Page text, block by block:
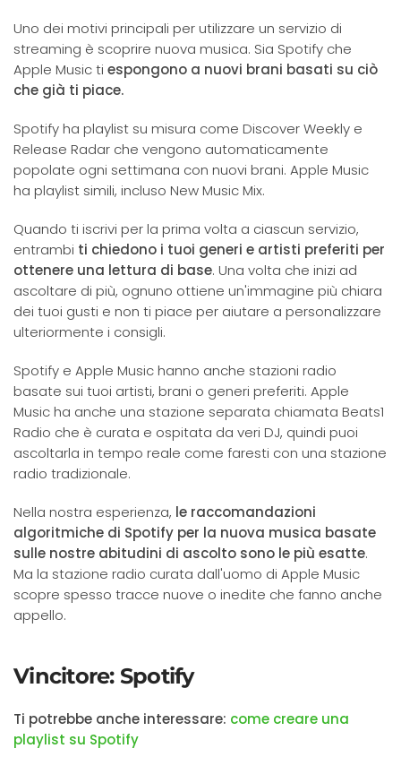
Uno dei motivi principali per utilizzare un servizio di
streaming è scoprire nuova musica. Sia Spotify che
Apple Music ti espongono a nuovi brani basati su ciò
che già ti piace.
Spotify ha playlist su misura come Discover Weekly e
Release Radar che vengono automaticamente
popolate ogni settimana con nuovi brani. Apple Music
ha playlist simili, incluso New Music Mix.
Quando ti iscrivi per la prima volta a ciascun servizio,
entrambi ti chiedono i tuoi generi e artisti preferiti per
ottenere una lettura di base. Una volta che inizi ad
ascoltare di più, ognuno ottiene un'immagine più chiara
dei tuoi gusti e non ti piace per aiutare a personalizzare
ulteriormente i consigli.
Spotify e Apple Music hanno anche stazioni radio
basate sui tuoi artisti, brani o generi preferiti. Apple
Music ha anche una stazione separata chiamata Beats1
Radio che è curata e ospitata da veri DJ, quindi puoi
ascoltarla in tempo reale come faresti con una stazione
radio tradizionale.
Nella nostra esperienza, le raccomandazioni
algoritmiche di Spotify per la nuova musica basate
sulle nostre abitudini di ascolto sono le più esatte.
Ma la stazione radio curata dall'uomo di Apple Music
scopre spesso tracce nuove o inedite che fanno anche
appello.
Vincitore: Spotify
Ti potrebbe anche interessare: come creare una
playlist su Spotify